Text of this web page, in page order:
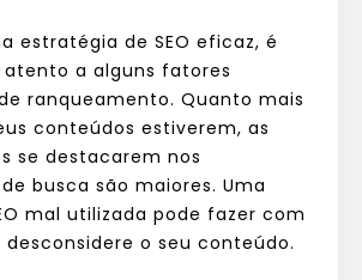
estratégia de SEO eficaz, é
a alguns fatores
ranqueamento. Quanto mais
conteúdos estiverem, as
se destacarem nos
busca são maiores. Uma
mal utilizada pode fazer com
desconsidere o seu conteúdo.